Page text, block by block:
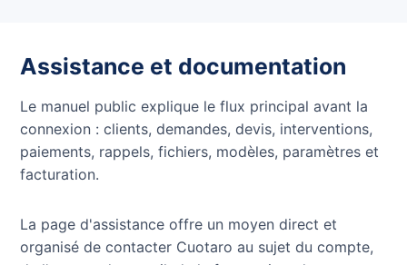
Assistance et documentation
Le manuel public explique le flux principal avant la
connexion : clients, demandes, devis, interventions,
paiements, rappels, fichiers, modèles, paramètres et
facturation.
La page d'assistance offre un moyen direct et
organisé de contacter Cuotaro au sujet du compte,